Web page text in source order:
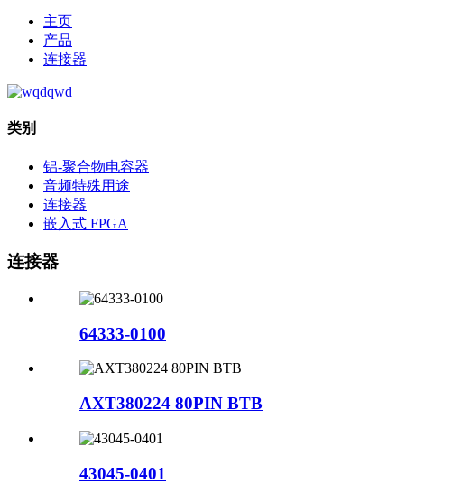
主页
产品
连接器
类别
铝-聚合物电容器
音频特殊用途
连接器
嵌入式 FPGA
连接器
64333-0100
AXT380224 80PIN BTB
43045-0401